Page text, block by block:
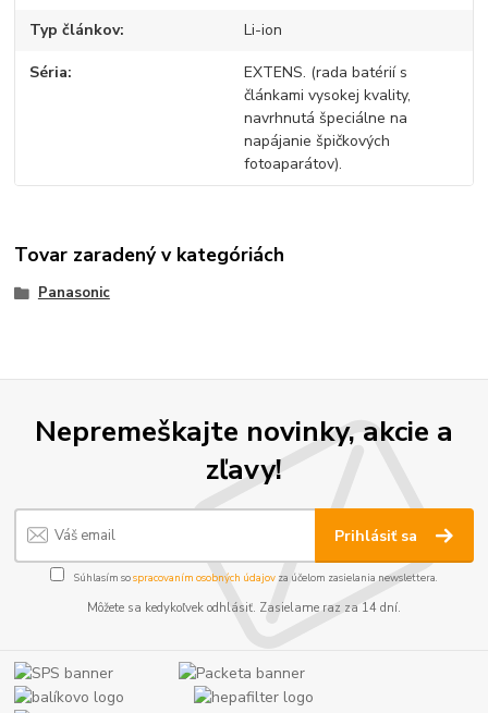
Typ článkov Li-ion
Séria
EXTENS. (rada batérií s
článkami vysokej kvality,
navrhnutá špeciálne na
napájanie špičkových
fotoaparátov).
Tovar zaradený v kategóriách
Panasonic
Nepremeškajte novinky, akcie a
zľavy!
Prihlásiť sa
Súhlasím sospracovaním osobných údajov za účelom zasielania newslettera.
Môžete sa kedykoľvek odhlásiť. Zasielame raz za 14 dní.